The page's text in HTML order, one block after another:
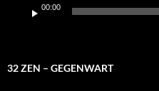
Player
00:00
32 ZEN – GEGENWART